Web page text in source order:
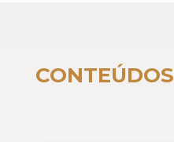
CONTEÚDOS